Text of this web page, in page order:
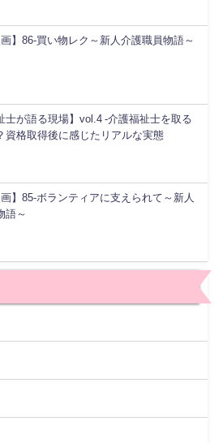
画】86-買い物レク～新人介護職員物語～
士が語る現場】vol.4 -介護福祉士を取る
資格取得後に感じたリアルな実態
画】85-ボランティアに支えられて～新人
語～